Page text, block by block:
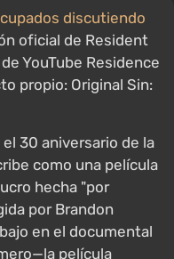
discutiendo
oficial de Resident
YouTube Residence
propio: Original Sin:
30 aniversario de la
como una película
hecha "por
por Brandon
en el documental
película